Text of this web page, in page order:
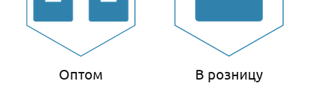
Оптом В розницу